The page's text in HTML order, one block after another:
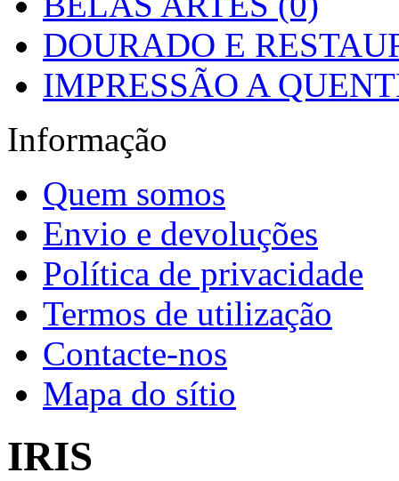
DOURADO E
IMPRESSÃO A
Informação
Quem somos
Envio e devoluções
Política de privacidade
Termos de utilização
Contacte-nos
Mapa do sítio
IRIS